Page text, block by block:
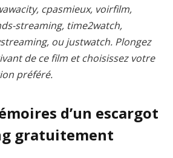
cpasmieux, voirfilm,
streaming, time2watch,
ou justwatch. Plongez
de ce film et choisissez votre
préféré.
d’un escargot
gratuitement